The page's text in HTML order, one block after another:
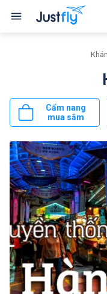
Cẩm nang
mua sắm